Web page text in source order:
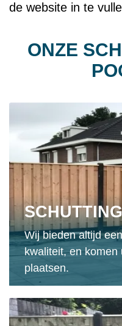
de website in te
ONZE
Wij bieden altijd
kwaliteit, en komen
plaatsen.